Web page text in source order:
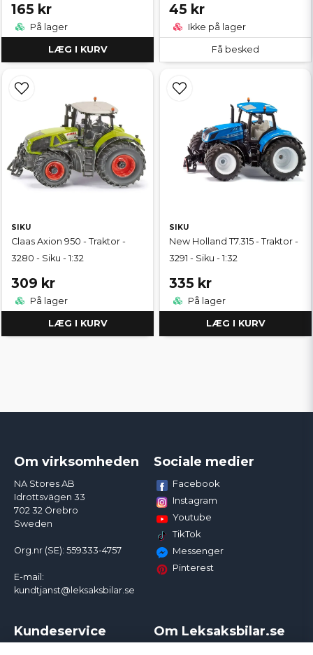
165 kr
På lager
LÆG I KURV
45 kr
Ikke på lager
Få besked
SIKU
Claas Axion 950 - Traktor -
3280 - Siku - 1:32
309 kr
På lager
LÆG I KURV
SIKU
New Holland T7.315 - Traktor -
3291 - Siku - 1:32
335 kr
På lager
LÆG I KURV
Om virksomheden
NA Stores AB
Idrottsvägen 33
702 32 Örebro
Sweden
Org.nr (SE): 559333-4757
E-mail:
kundtjanst@leksaksbilar.se
Sociale medier
Facebook
Instagram
Youtube
TikTok
Messenger
Pinterest
Kundeservice Om Leksaksbilar.se